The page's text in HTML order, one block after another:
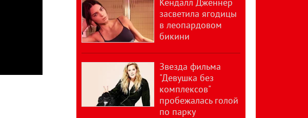
засветила ягодицы
в леопардовом
бикини
Звезда фильма
"Девушка без
комплексов"
пробежалась голой
по парку